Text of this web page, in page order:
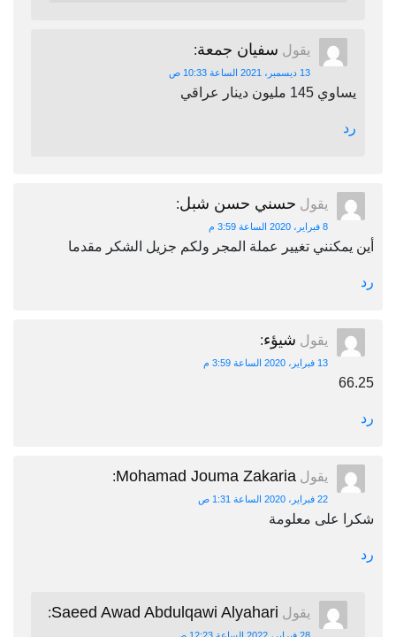
يقول سفيان جمعة:
13 ديسمبر، 2021 الساعة 10:33 ص
يساوي 145 مليون دينار عراقي
رد
يقول حسني حسن شبل:
8 فبراير، 2020 الساعة 3:59 م
أين يمكنني تغيير عملة المجر ولكم جزيل الشكر مقدما
رد
يقول شيؤء:
13 فبراير، 2020 الساعة 3:59 م
66.25
رد
يقول Mohamad Jouma Zakaria
:
22 فبراير، 2020 الساعة 1:31 ص
شكرا على معلومة
رد
يقول Saeed Awad Abdulqawi Alyahari
: